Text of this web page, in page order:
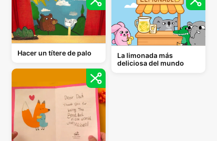
Hacer un títere de palo
La limonada más
deliciosa del mundo